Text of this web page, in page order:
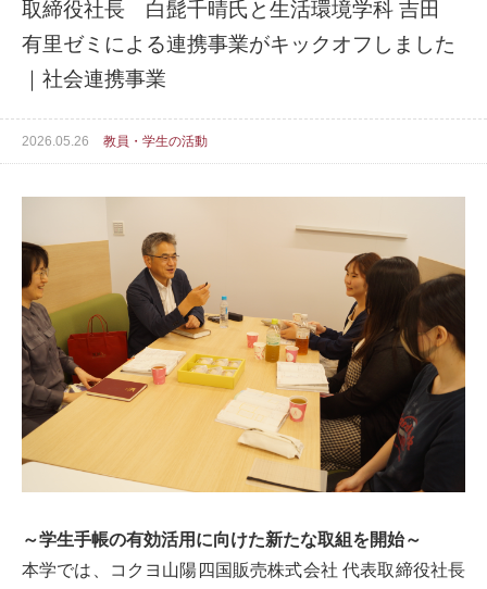
取締役社長 白髭千晴氏と生活環境学科 吉田
有里ゼミによる連携事業がキックオフしました
｜社会連携事業
2026.05.26 教員・学生の活動
～学生手帳の有効活用に向けた新たな取組を開始～
本学では、コクヨ山陽四国販売株式会社 代表取締役社長